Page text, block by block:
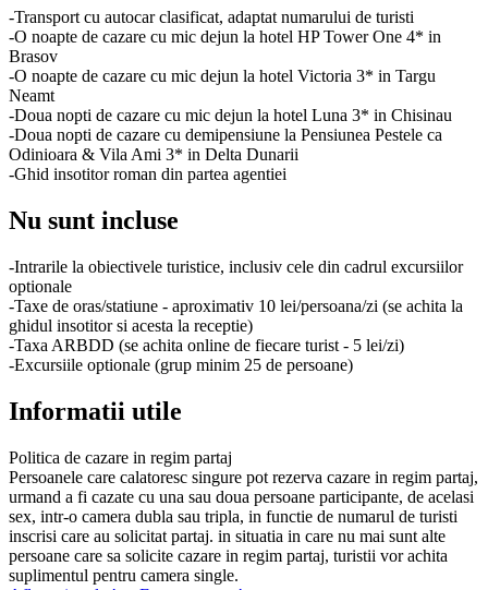
-Transport cu autocar clasificat, adaptat numarului de turisti
-O noapte de cazare cu mic dejun la hotel HP Tower One 4* in
Brasov
-O noapte de cazare cu mic dejun la hotel Victoria 3* in Targu
Neamt
-Doua nopti de cazare cu mic dejun la hotel Luna 3* in Chisinau
-Doua nopti de cazare cu demipensiune la Pensiunea Pestele ca
Odinioara & Vila Ami 3* in Delta Dunarii
-Ghid insotitor roman din partea agentiei
Nu sunt incluse
-Intrarile la obiectivele turistice, inclusiv cele din cadrul excursiilor
optionale
-Taxe de oras/statiune - aproximativ 10 lei/persoana/zi (se achita la
ghidul insotitor si acesta la receptie)
-Taxa ARBDD (se achita online de fiecare turist - 5 lei/zi)
-Excursiile optionale (grup minim 25 de persoane)
Informatii utile
Politica de cazare in regim partaj
Persoanele care calatoresc singure pot rezerva cazare in regim partaj,
urmand a fi cazate cu una sau doua persoane participante, de acelasi
sex, intr-o camera dubla sau tripla, in functie de numarul de turisti
inscrisi care au solicitat partaj. in situatia in care nu mai sunt alte
persoane care sa solicite cazare in regim partaj, turistii vor achita
suplimentul pentru camera single.